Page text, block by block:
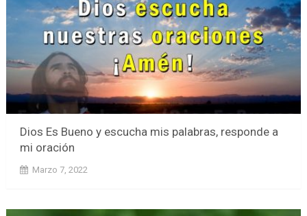
Dios Es Bueno y escucha mis palabras, responde a
mi oración
Marzo 7, 2022